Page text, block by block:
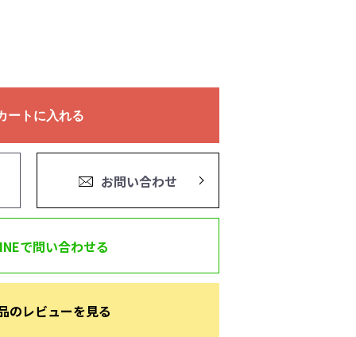
ートに入れる
お問い合わせ
で問い合わせる
のレビューを見る